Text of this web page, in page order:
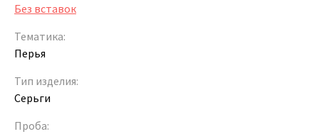
Без вставок
Тематика:
Перья
Тип изделия:
Серьги
Проба: